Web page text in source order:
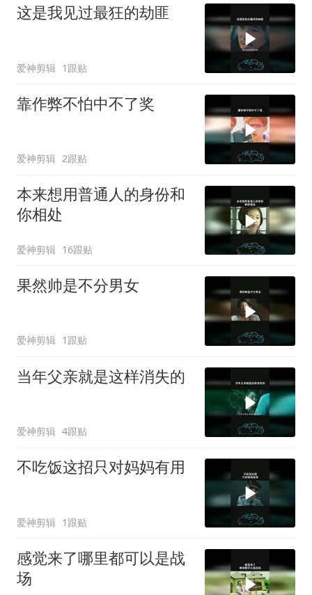
这是我见过最狂的劫匪
爱神剪辑 1跟贴
靠作弊不怕中不了奖
爱神剪辑 2跟贴
本来想用普通人的身份和
你相处
爱神剪辑 16跟贴
果然帅是不分男女
爱神剪辑 1跟贴
当年父亲就是这样消失的
爱神剪辑 4跟贴
不吃饭这招只对妈妈有用
爱神剪辑 1跟贴
感觉来了哪里都可以是战
场